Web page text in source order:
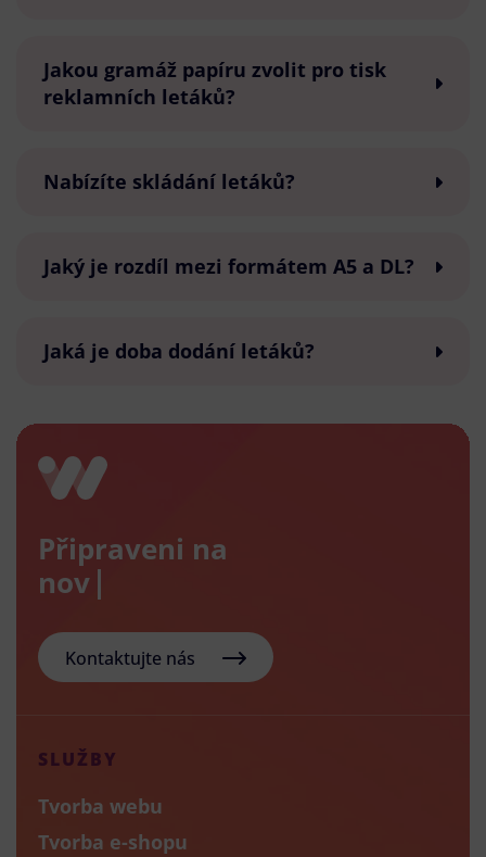
Jakou gramáž papíru zvolit pro tisk
reklamních letáků?
Nabízíte skládání letáků?
Jaký je rozdíl mezi formátem A5 a DL?
Jaká je doba dodání letáků?
Připraveni na
nový e-s
Kontaktujte nás
SLUŽBY
Tvorba webu
Tvorba e-shopu